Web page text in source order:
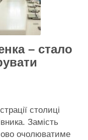
– стало
столиці
Замість
очолюватиме